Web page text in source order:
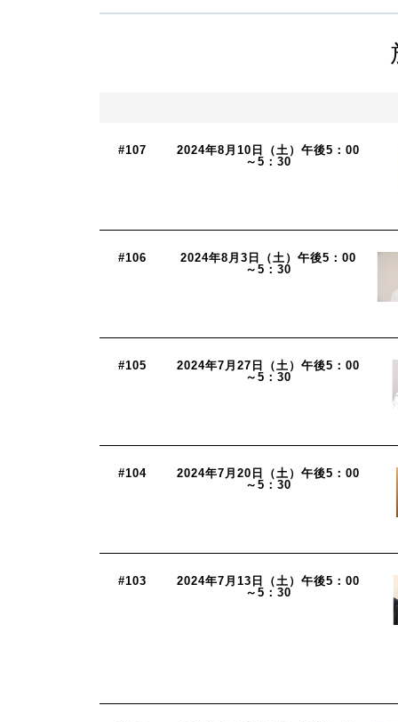
#107
2024年8月10日（土）午後5：00
～5：30
#106
2024年8月3日（土）午後5：00
～5：30
#105
2024年7月27日（土）午後5：00
～5：30
#104
2024年7月20日（土）午後5：00
～5：30
#103
2024年7月13日（土）午後5：00
～5：30